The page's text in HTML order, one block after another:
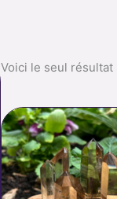
Voici le seul résultat